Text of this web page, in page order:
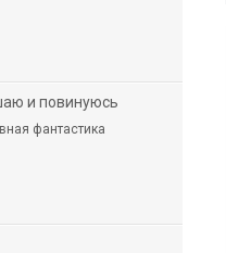
и повинуюсь
фантастика